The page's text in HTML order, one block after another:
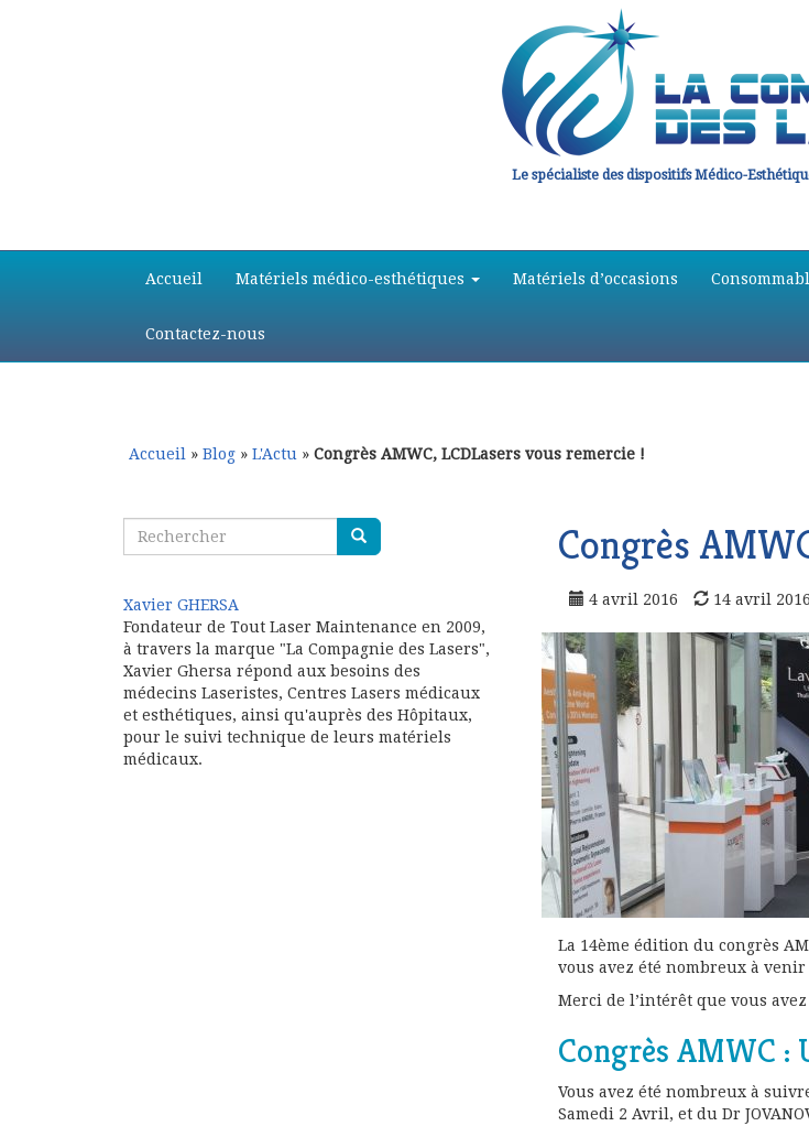
Le spécialiste des dispositifs Médico-
principal
secondaire
Accueil Matériels médico-esthétiques Matériels d’occasions
Contactez-nous
Accueil » Blog » L'Actu » Congrès AMWC, LCDLasers vous remercie !
Congrès
4 avril 2016 14 avril 2016
La 14ème édition du congrès
vous avez été nombreux à
Merci de l’intérêt que vous
Congrès AMWC :
Vous avez été nombreux à
Samedi 2 Avril, et du Dr
Xavier GHERSA
Fondateur de Tout Laser Maintenance en 2009,
à travers la marque "La Compagnie des Lasers",
Xavier Ghersa répond aux besoins des
médecins Laseristes, Centres Lasers médicaux
et esthétiques, ainsi qu'auprès des Hôpitaux,
pour le suivi technique de leurs matériels
médicaux.